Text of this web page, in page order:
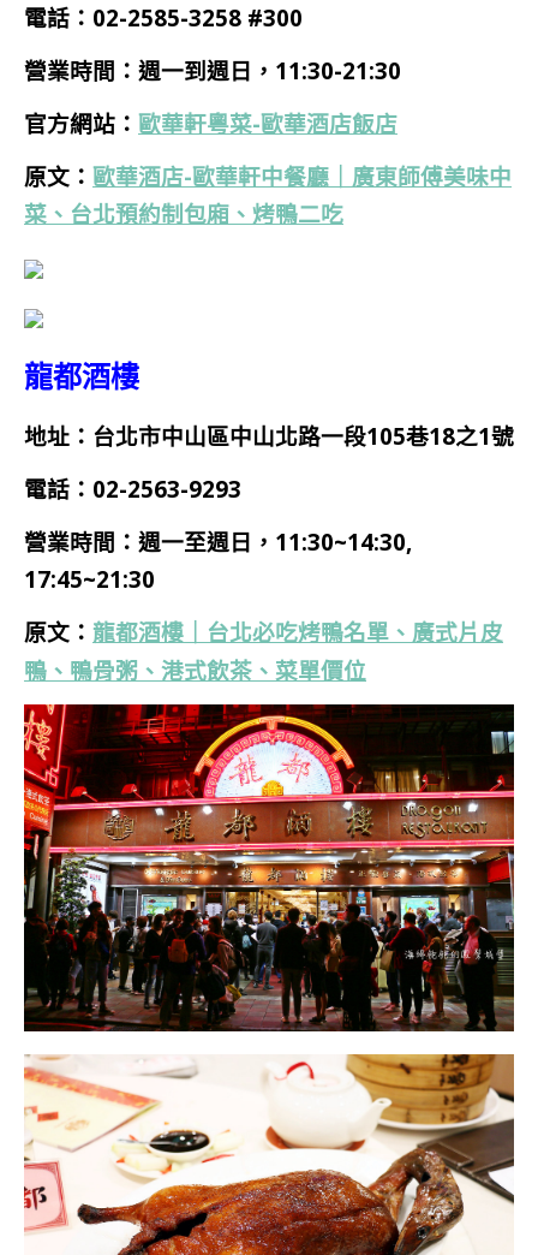
電話： 02-2585-3258 #300
營業時間：週一到週日，11:30-21:30
官方網站： 歐華軒粵菜-歐華酒店飯店
原文： 歐華酒店-歐華軒中餐廳｜廣東師傅美味中
菜、台北預約制包廂、烤鴨二吃
龍都酒樓
地址：台北市中山區中山北路一段105巷18之1號
電話：02-2563-9293
營業時間：週一至週日，11:30~14:30,
17:45~21:30
原文： 龍都酒樓｜台北必吃烤鴨名單、廣式片皮
鴨、鴨骨粥、港式飲茶、菜單價位